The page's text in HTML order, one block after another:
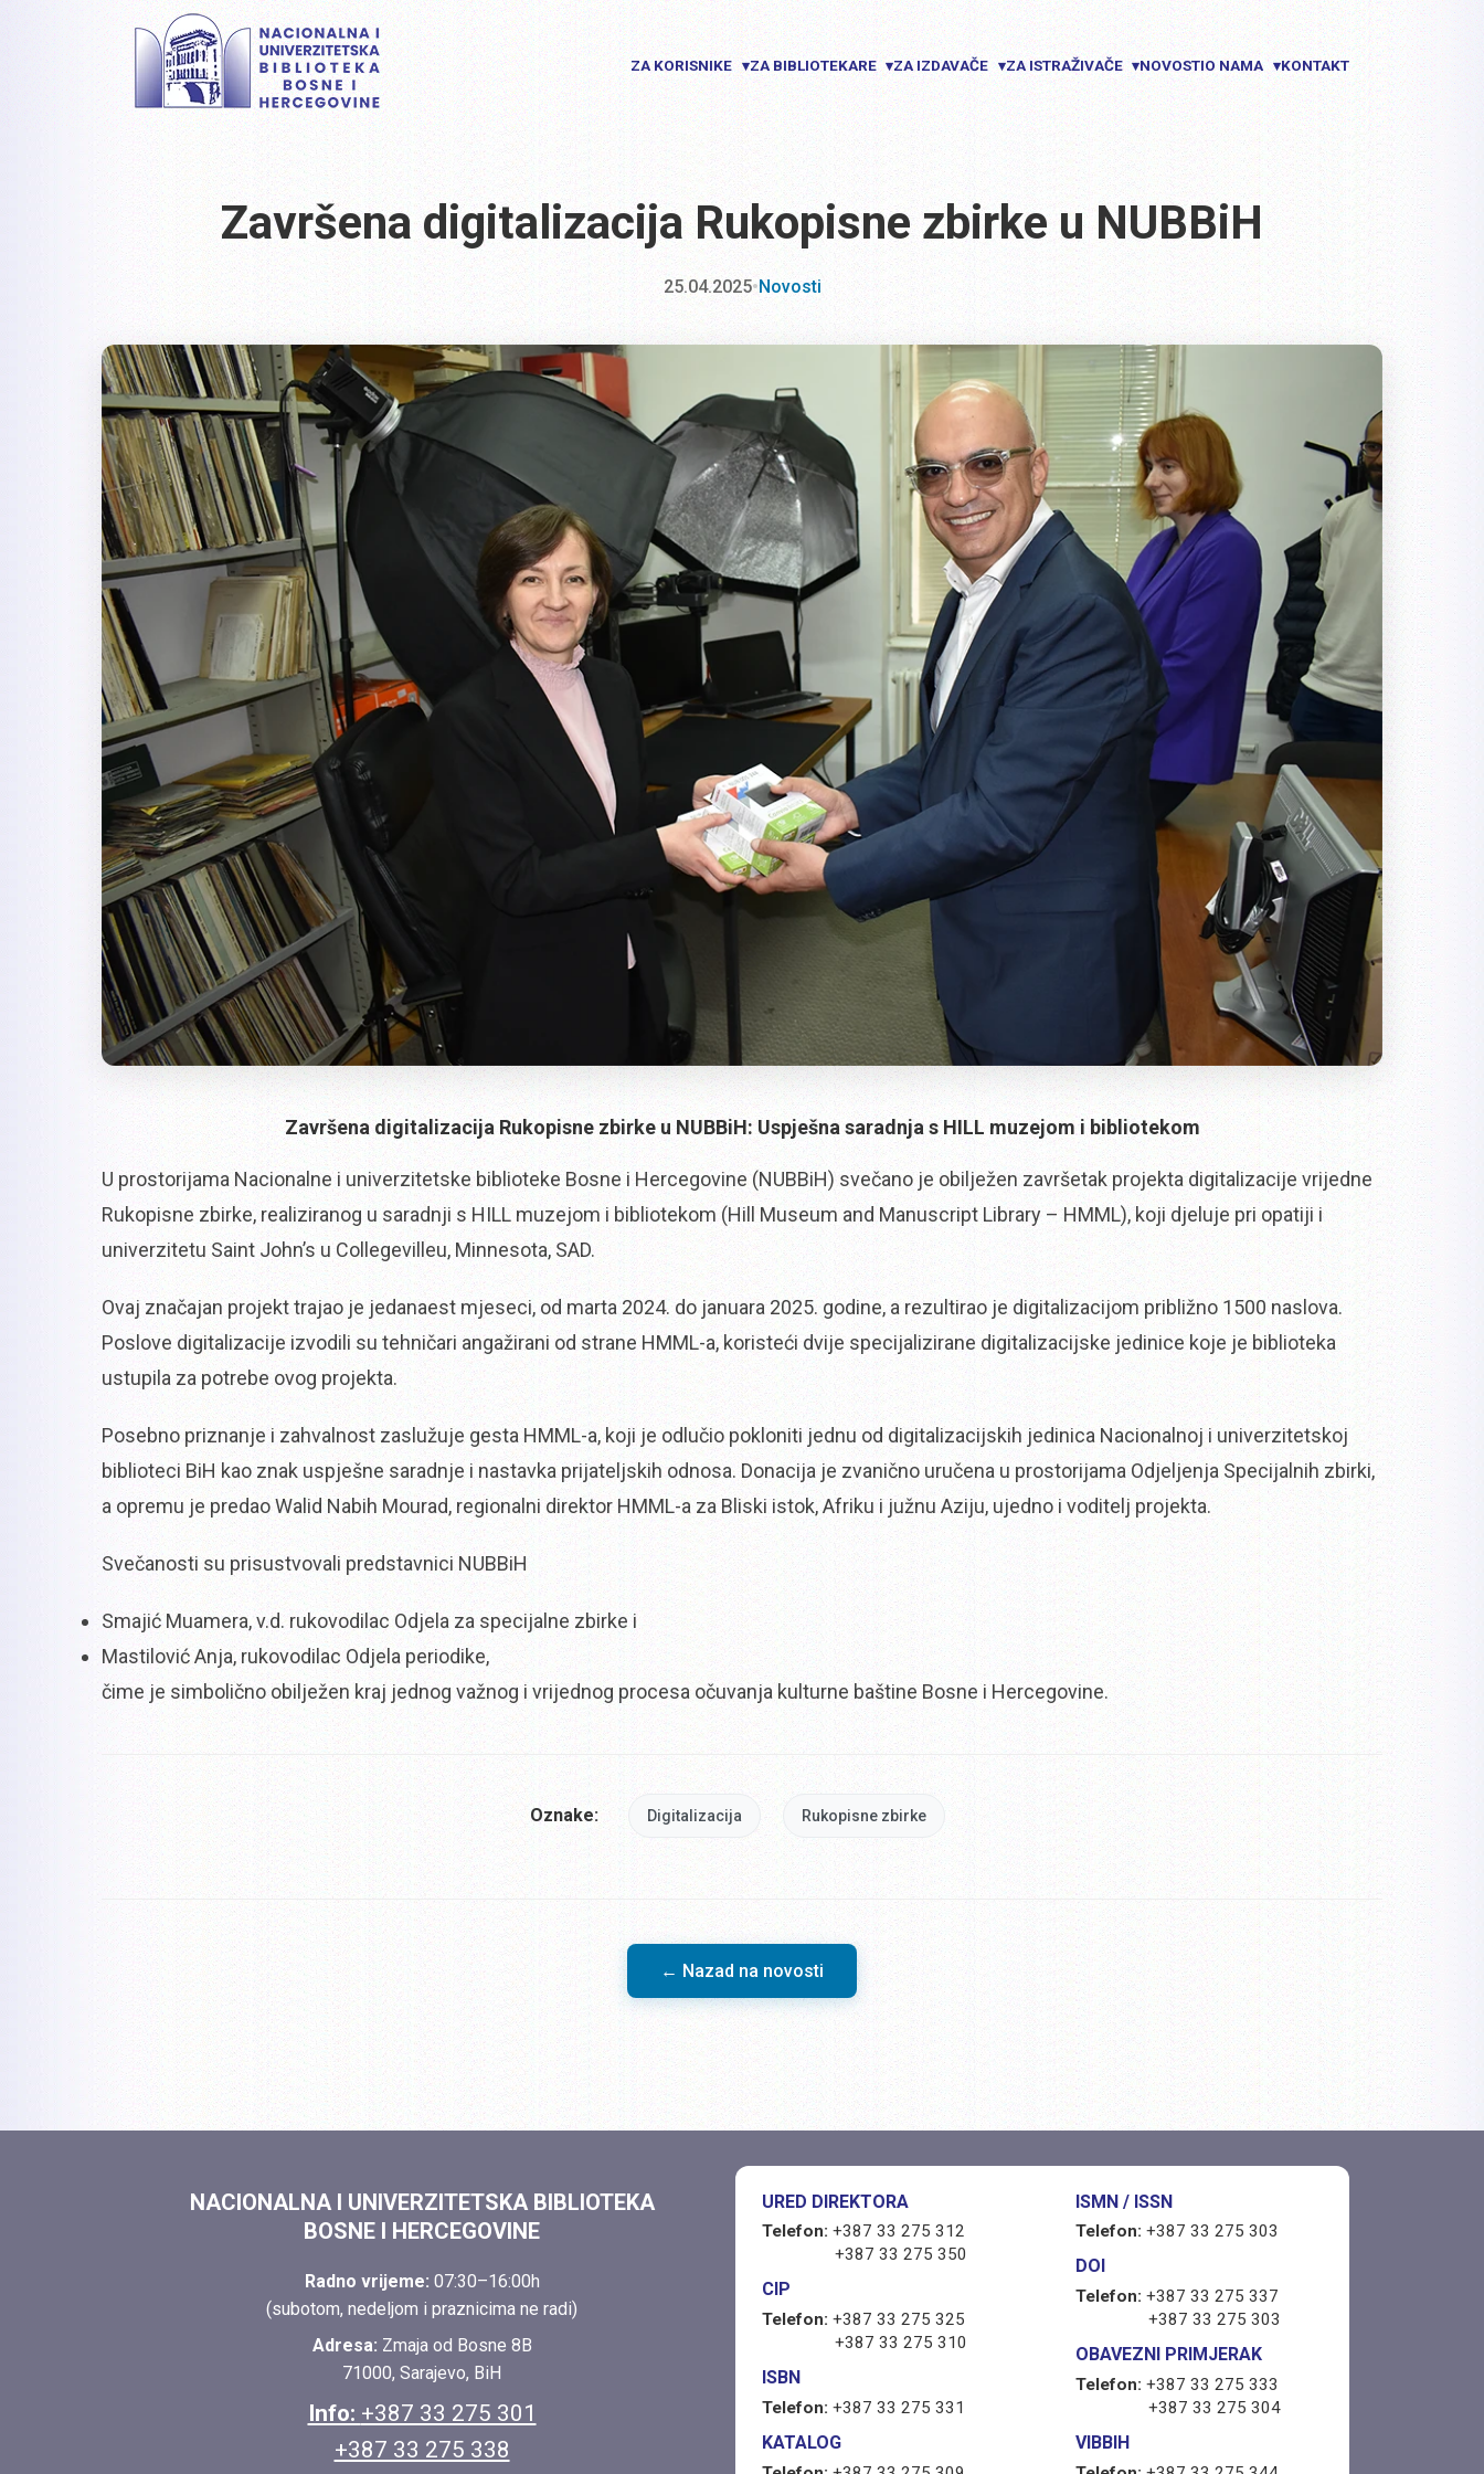
ZA KORISNIKE ▾ZA BIBLIOTEKARE ▾ZA IZDAVAČE ▾ZA ISTRAŽIVAČE ▾NOVOSTIO NAMA ▾KONTAKT
Završena digitalizacija Rukopisne zbirke u NUBBiH
25.04.2025•Novosti
Završena digitalizacija Rukopisne zbirke u NUBBiH: Uspješna saradnja s HILL muzejom i bibliotekom
U prostorijama Nacionalne i univerzitetske biblioteke Bosne i Hercegovine (NUBBiH) svečano je obilježen završetak projekta digitalizacije vrijedne
Rukopisne zbirke, realiziranog u saradnji s HILL muzejom i bibliotekom (Hill Museum and Manuscript Library – HMML), koji djeluje pri opatiji i
univerzitetu Saint John’s u Collegevilleu, Minnesota, SAD.
Ovaj značajan projekt trajao je jedanaest mjeseci, od marta 2024. do januara 2025. godine, a rezultirao je digitalizacijom približno 1500 naslova.
Poslove digitalizacije izvodili su tehničari angažirani od strane HMML-a, koristeći dvije specijalizirane digitalizacijske jedinice koje je biblioteka
ustupila za potrebe ovog projekta.
Posebno priznanje i zahvalnost zaslužuje gesta HMML-a, koji je odlučio pokloniti jednu od digitalizacijskih jedinica Nacionalnoj i univerzitetskoj
biblioteci BiH kao znak uspješne saradnje i nastavka prijateljskih odnosa. Donacija je zvanično uručena u prostorijama Odjeljenja Specijalnih zbirki,
a opremu je predao Walid Nabih Mourad, regionalni direktor HMML-a za Bliski istok, Afriku i južnu Aziju, ujedno i voditelj projekta.
Svečanosti su prisustvovali predstavnici NUBBiH
Smajić Muamera, v.d. rukovodilac Odjela za specijalne zbirke i
Mastilović Anja, rukovodilac Odjela periodike,
čime je simbolično obilježen kraj jednog važnog i vrijednog procesa očuvanja kulturne baštine Bosne i Hercegovine.
Oznake: Digitalizacija Rukopisne zbirke
← Nazad na novosti
NACIONALNA I UNIVERZITETSKA BIBLIOTEKA
BOSNE I HERCEGOVINE
Radno vrijeme: 07:30–16:00h
(subotom, nedeljom i praznicima ne radi)
Adresa: Zmaja od Bosne 8B
71000, Sarajevo, BiH
Info: +387 33 275 301
+387 33 275 338
URED DIREKTORA
Telefon: +387 33 275 312
+387 33 275 350
CIP
Telefon: +387 33 275 325
+387 33 275 310
ISBN
Telefon: +387 33 275 331
KATALOG
ISMN / ISSN
Telefon: +387 33 275 303
DOI
Telefon: +387 33 275 337
+387 33 275 303
OBAVEZNI PRIMJERAK
Telefon: +387 33 275 333
+387 33 275 304
VIBBIH